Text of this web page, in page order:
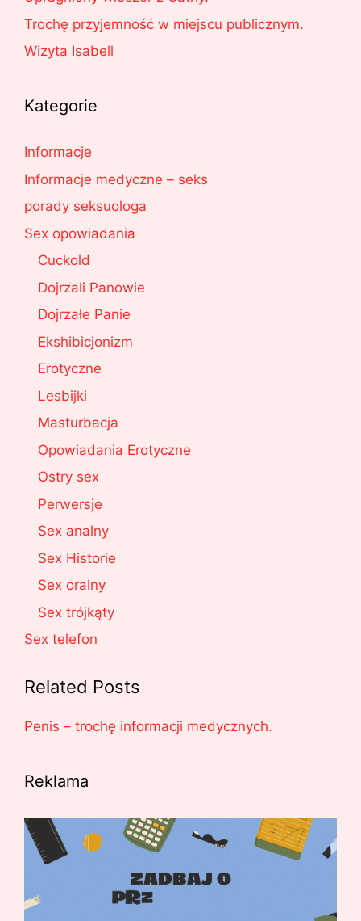
Trochę przyjemność w miejscu publicznym.
Wizyta Isabell
Kategorie
Informacje
Informacje medyczne – seks
porady seksuologa
Sex opowiadania
Cuckold
Dojrzali Panowie
Dojrzałe Panie
Ekshibicjonizm
Erotyczne
Lesbijki
Masturbacja
Opowiadania Erotyczne
Ostry sex
Perwersje
Sex analny
Sex Historie
Sex oralny
Sex trójkąty
Sex telefon
Related Posts
Penis – trochę informacji medycznych.
Reklama